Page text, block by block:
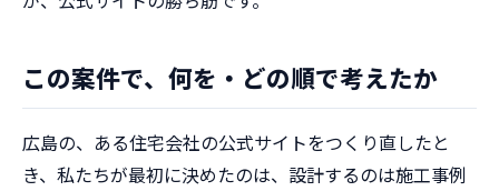
この案件で、何を・どの順で考えたか
広島の、ある住宅会社の公式サイトをつくり直したと
き、私たちが最初に決めたのは、設計するのは施工事例